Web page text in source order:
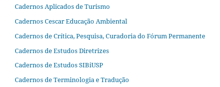
Cadernos Aplicados de Turismo
Cadernos Cescar Educação Ambiental
Cadernos de Crítica, Pesquisa, Curadoria do Fórum Permanente
Cadernos de Estudos Diretrizes
Cadernos de Estudos SIBiUSP
Cadernos de Terminologia e Tradução